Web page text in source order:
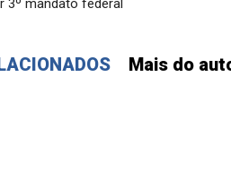
3º mandato federal
Mais do